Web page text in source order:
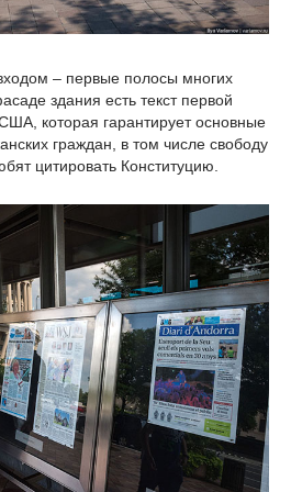
– первые полосы многих
здания есть текст первой
которая гарантирует основные
граждан, в том числе свободу
цитировать Конституцию.